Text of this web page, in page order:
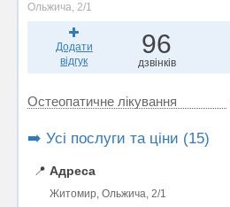
Ольжича, 2/1
Додати
відгук
96
дзвінків
Остеопатичне лікування
➡️ Усі послуги та ціни (15)
📍 Адреса
Житомир, Ольжича, 2/1